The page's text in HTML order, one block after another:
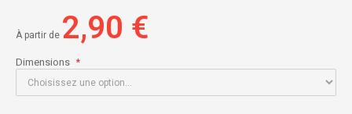
À partir de 2,90 €
Dimensions